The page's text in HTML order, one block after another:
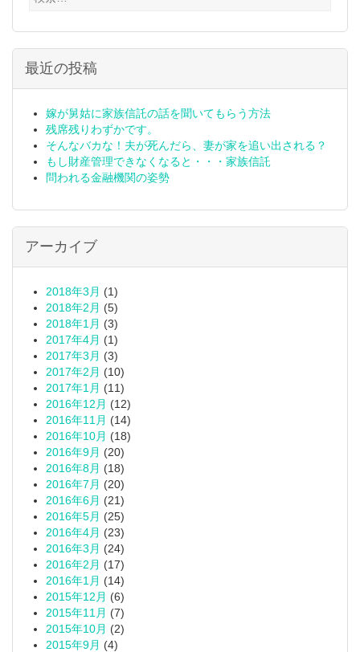
最近の投稿
嫁が舅姑に家族信託の話を聞いてもらう方法
残席残りわずかです。
そんなバカな！夫が死んだら、妻が家を追い出される？
もし財産管理できなくなると・・・家族信託
問われる金融機関の姿勢
アーカイブ
2018年3月 (1)
2018年2月 (5)
2018年1月 (3)
2017年4月 (1)
2017年3月 (3)
2017年2月 (10)
2017年1月 (11)
2016年12月 (12)
2016年11月 (14)
2016年10月 (18)
2016年9月 (20)
2016年8月 (18)
2016年7月 (20)
2016年6月 (21)
2016年5月 (25)
2016年4月 (23)
2016年3月 (24)
2016年2月 (17)
2016年1月 (14)
2015年12月 (6)
2015年11月 (7)
2015年10月 (2)
2015年9月 (4)